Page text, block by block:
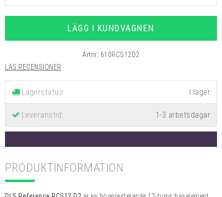
LÄGG I KUNDVAGNEN
Artnr: 610RCS12D2
LÄS RECENSIONER
Lagerstatus:
Leveranstid: 1-3 arbetsdagar
PRODUKTINFORMATION